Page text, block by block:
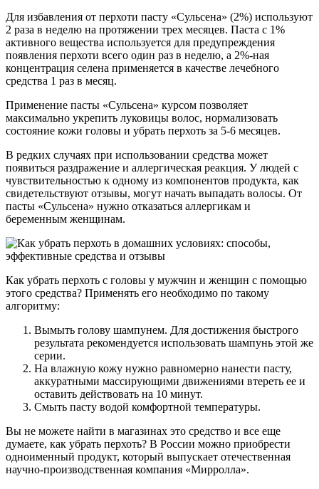
Для избавления от перхоти пасту «Сульсена» (2%) используют
2 раза в неделю на протяжении трех месяцев. Паста с 1%
активного вещества используется для предупреждения
появления перхоти всего один раз в неделю, а 2%-ная
концентрация селена применяется в качестве лечебного
средства 1 раз в месяц.
Применение пасты «Сульсена» курсом позволяет
максимально укрепить луковицы волос, нормализовать
состояние кожи головы и убрать перхоть за 5-6 месяцев.
В редких случаях при использовании средства может
появиться раздражение и аллергическая реакция. У людей с
чувствительностью к одному из компонентов продукта, как
свидетельствуют отзывы, могут начать выпадать волосы. От
пасты «Сульсена» нужно отказаться аллергикам и
беременным женщинам.
Как убрать перхоть с головы у мужчин и женщин с помощью
этого средства? Применять его необходимо по такому
алгоритму:
Вымыть голову шампунем. Для достижения быстрого
результата рекомендуется использовать шампунь этой же
серии.
На влажную кожу нужно равномерно нанести пасту,
аккуратными массирующими движениями втереть ее и
оставить действовать на 10 минут.
Смыть пасту водой комфортной температуры.
Вы не можете найти в магазинах это средство и все еще
думаете, как убрать перхоть? В России можно приобрести
одноименный продукт, который выпускает отечественная
научно-производственная компания «Мирролла».